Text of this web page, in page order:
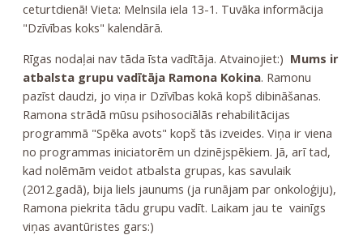
ceturtdienā! Vieta: Melnsila iela 13-1. Tuvāka informācija
"Dzīvības koks" kalendārā.
Rīgas nodaļai nav tāda īsta vadītāja. Atvainojiet:) Mums ir
atbalsta grupu vadītāja Ramona Kokina. Ramonu
pazīst daudzi, jo viņa ir Dzīvības kokā kopš dibināšanas.
Ramona strādā mūsu psihosociālās rehabilitācijas
programmā "Spēka avots" kopš tās izveides. Viņa ir viena
no programmas iniciatorēm un dzinējspēkiem. Jā, arī tad,
kad nolēmām veidot atbalsta grupas, kas savulaik
(2012.gadā), bija liels jaunums (ja runājam par onkoloģiju),
Ramona piekrita tādu grupu vadīt. Laikam jau te vainīgs
viņas avantūristes gars:)